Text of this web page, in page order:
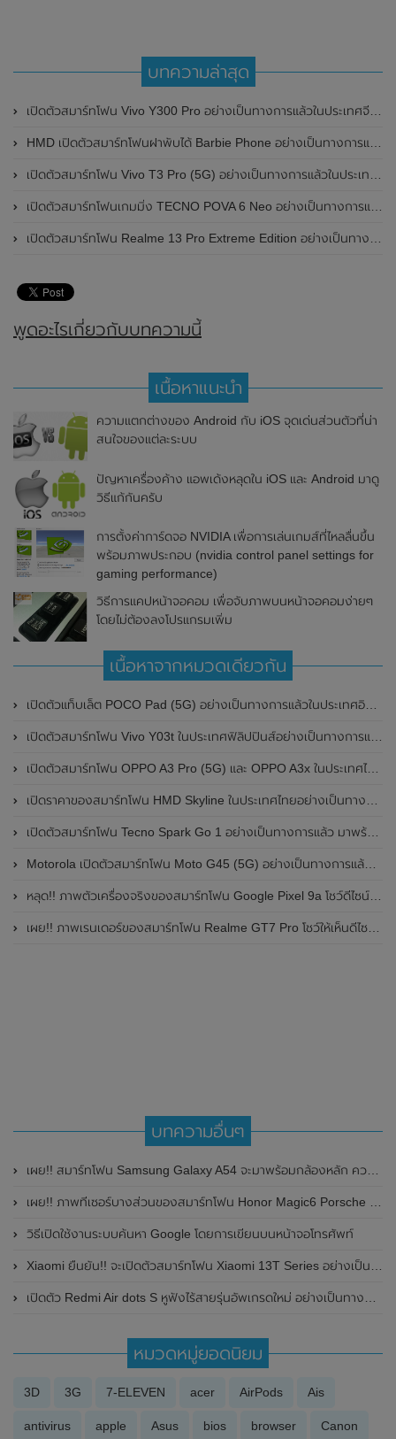
บทความล่าสุด
เปิดตัวสมาร์ทโฟน Vivo Y300 Pro อย่างเป็นทางการแล้วในประเทศจีน มาพร้อมดีไซน์พรีเมี่ยม ทนทาน และแบตเตอรี่สุดอึดขนาดใหญ่ 6,500mAh พร้อมรองรับการชาร์จไว 80W
HMD เปิดตัวสมาร์ทโฟนฝาพับได้ Barbie Phone อย่างเป็นทางการแล้ว มาพร้อมธีมสีชมพูสดใส
เปิดตัวสมาร์ทโฟน Vivo T3 Pro (5G) อย่างเป็นทางการแล้วในประเทศอินเดีย
เปิดตัวสมาร์ทโฟนเกมมิ่ง TECNO POVA 6 Neo อย่างเป็นทางการแล้วในประเทศไทย ในราคา 8,499 บาท
เปิดตัวสมาร์ทโฟน Realme 13 Pro Extreme Edition อย่างเป็นทางการแล้วในประเทศจีน
พูดอะไรเกี่ยวกับบทความนี้
เนื้อหาแนะนำ
ความแตกต่างของ Android กับ iOS จุดเด่นส่วนตัวที่น่า
สนใจของแต่ละระบบ
ปัญหาเครื่องค้าง แอพเด้งหลุดใน iOS และ Android มาดู
วิธีแก้กันครับ
การตั้งค่าการ์ดจอ NVIDIA เพื่อการเล่นเกมส์ที่ไหลลื่นขึ้น
พร้อมภาพประกอบ (nvidia control panel settings for
gaming performance)
วิธีการแคปหน้าจอคอม เพื่อจับภาพบนหน้าจอคอมง่ายๆ
โดยไม่ต้องลงโปรแกรมเพิ่ม
เนื้อหาจากหมวดเดียวกัน
เปิดตัวแท็บเล็ต POCO Pad (5G) อย่างเป็นทางการแล้วในประเทศอินเดีย มาพร้อมชิปเซ็ต Snapdragon 7s Gen 2 ของ Qualcomm และรองรับเครือข่าย 5G
เปิดตัวสมาร์ทโฟน Vivo Y03t ในประเทศฟิลิปปินส์อย่างเป็นทางการแล้ว มาพร้อมชิปเซ็ต Unisoc T612 , กล้องหลัง ความละเอียด 13MP , แบตเตอรี่ 5,000mAh และหน้าจอแสดงผล LCD / 90Hz
เปิดตัวสมาร์ทโฟน OPPO A3 Pro (5G) และ OPPO A3x ในประเทศไทยอย่างเป็นทางการแล้ว ในราคาเริ่มต้นเพียง 3,999 บาท
เปิดราคาของสมาร์ทโฟน HMD Skyline ในประเทศไทยอย่างเป็นทางการแล้ว ราคา 14,990 บาท
เปิดตัวสมาร์ทโฟน Tecno Spark Go 1 อย่างเป็นทางการแล้ว มาพร้อมหน้าจอแสดงผล LCD / 120Hz , แบตเตอรี่ 5,000mAh และใช้ชิปเซ็ต Unisoc
Motorola เปิดตัวสมาร์ทโฟน Moto G45 (5G) อย่างเป็นทางการแล้วในอินเดีย
หลุด!! ภาพตัวเครื่องจริงของสมาร์ทโฟน Google Pixel 9a โชว์ดีไซน์ใหม่ กล้องหลังแบนราบ ไม่มีกรอบของกล้องแล้ว
เผย!! ภาพเรนเดอร์ของสมาร์ทโฟน Realme GT7 Pro โชว์ให้เห็นดีไซน์ใหม่ พร้อมเผยรายละเอียดสเปกที่สำคัญบางส่วน
บทความอื่นๆ
เผย!! สมาร์ทโฟน Samsung Galaxy A54 จะมาพร้อมกล้องหลัก ความละเอียด 50MP
เผย!! ภาพทีเซอร์บางส่วนของสมาร์ทโฟน Honor Magic6 Porsche Design
วิธีเปิดใช้งานระบบค้นหา Google โดยการเขียนบนหน้าจอโทรศัพท์
Xiaomi ยืนยัน!! จะเปิดตัวสมาร์ทโฟน Xiaomi 13T Series อย่างเป็นทางการในวันที่ 26 กันยายน 2023 นี้
เปิดตัว Redmi Air dots S หูฟังไร้สายรุ่นอัพเกรดใหม่ อย่างเป็นทางการแล้ว
หมวดหมู่ยอดนิยม
3D 3G 7-ELEVEN acer AirPods Ais
antivirus apple Asus bios browser Canon